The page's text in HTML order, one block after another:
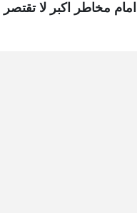
امام مخاطر اكبر لا